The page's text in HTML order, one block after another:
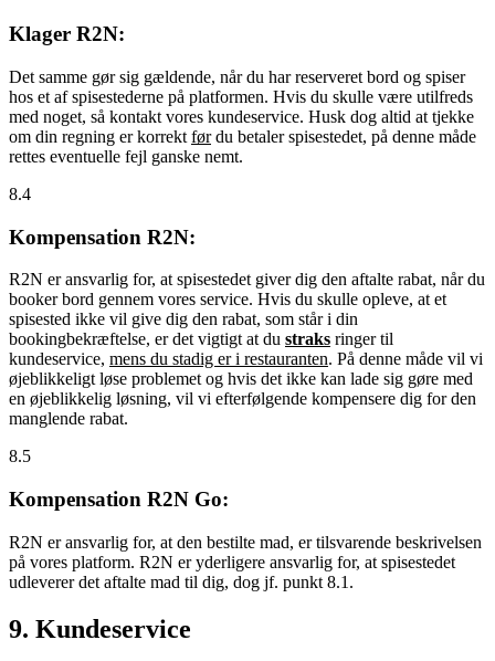
Klager R2N:
Det samme gør sig gældende, når du har reserveret bord og spiser
hos et af spisestederne på platformen. Hvis du skulle være utilfreds
med noget, så kontakt vores kundeservice. Husk dog altid at tjekke
om din regning er korrekt førdu betaler spisestedet, på denne måde
rettes eventuelle fejl ganske nemt.
8.4
Kompensation R2N:
R2N er ansvarlig for, at spisestedet giver dig den aftalte rabat, når du
booker bord gennem vores service. Hvis du skulle opleve, at et
spisested ikke vil give dig den rabat, som står i din
bookingbekræftelse, er det vigtigt at du straks ringer til
kundeservice, mens du stadig er i restauranten. På denne måde vil vi
øjeblikkeligt løse problemet og hvis det ikke kan lade sig gøre med
en øjeblikkelig løsning, vil vi efterfølgende kompensere dig for den
manglende rabat.
8.5
Kompensation R2N Go:
R2N er ansvarlig for, at den bestilte mad, er tilsvarende beskrivelsen
på vores platform. R2N er yderligere ansvarlig for, at spisestedet
udleverer det aftalte mad til dig, dog jf. punkt 8.1.
9. Kundeservice